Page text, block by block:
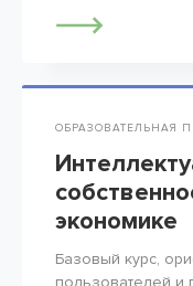
ОБРАЗОВАТЕЛЬНАЯ
экономике
Базовый курс,
пользователей и